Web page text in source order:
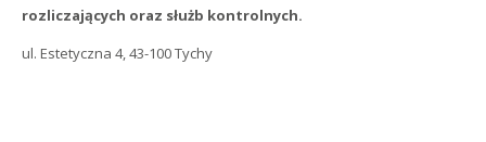
rozliczających oraz służb kontrolnych.
ul. Estetyczna 4, 43-100 Tychy